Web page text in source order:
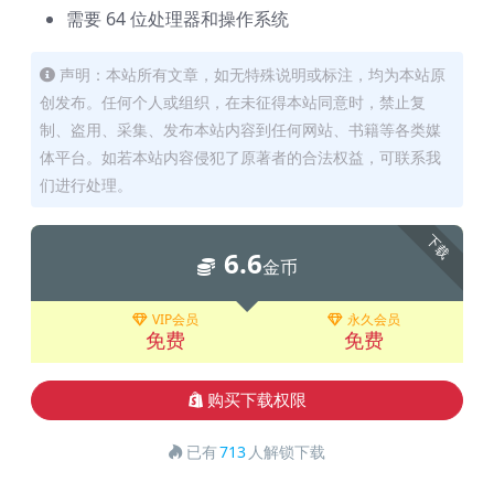
需要 64 位处理器和操作系统
声明：本站所有文章，如无特殊说明或标注，均为本站原
创发布。任何个人或组织，在未征得本站同意时，禁止复
制、盗用、采集、发布本站内容到任何网站、书籍等各类媒
体平台。如若本站内容侵犯了原著者的合法权益，可联系我
们进行处理。
下载
6.6金币
VIP会员
免费
永久会员
免费
购买下载权限
已有713 人解锁下载